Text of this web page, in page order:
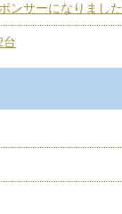
ンサーになりました